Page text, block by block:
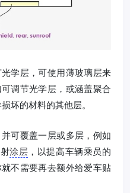
学层，可使用薄玻璃层来
调节光学层，或涵盖聚合
坏的材料的其他层。
可覆盖一层或多层，例如
涂层 ，以提高车辆乘员的
不需要再去额外给爱车贴